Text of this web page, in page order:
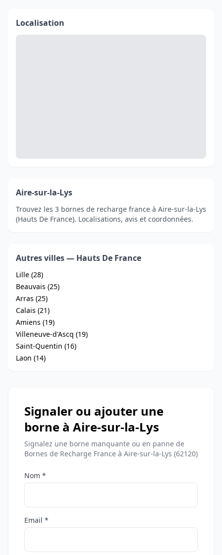
Localisation
Aire-sur-la-Lys
Trouvez les 3 bornes de recharge france à Aire-sur-la-Lys
(Hauts De France). Localisations, avis et coordonnées.
Autres villes — Hauts De France
Lille (28)
Beauvais (25)
Arras (25)
Calais (21)
Amiens (19)
Villeneuve-d'Ascq (19)
Saint-Quentin (16)
Laon (14)
Signaler ou ajouter une
borne à Aire-sur-la-Lys
Signalez une borne manquante ou en panne de
Bornes de Recharge France à Aire-sur-la-Lys (62120)
Nom *
Email *